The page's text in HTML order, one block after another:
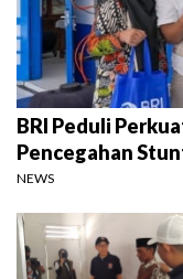
BRI Peduli
Pencegahan
NEWS